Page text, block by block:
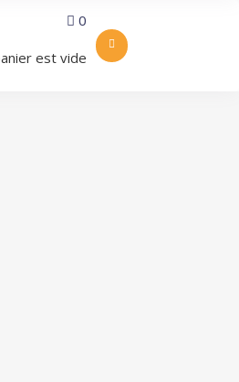
0
est vide